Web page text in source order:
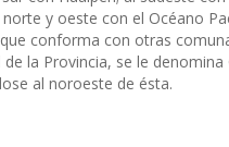
y oeste con el Océano
conforma con otras
la Provincia, se le denomina
al noroeste de ésta.